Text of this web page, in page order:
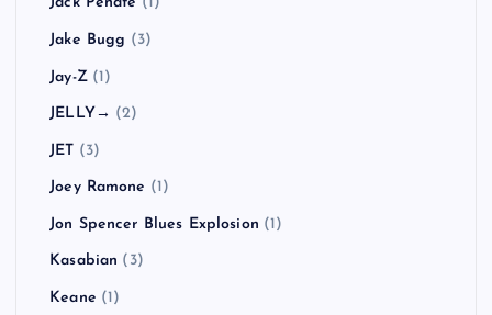
Jake Bugg (3)
Jay-Z(1)
JELLY→ (2)
JET (3)
Joey Ramone (1)
Jon Spencer Blues Explosion (1)
Kasabian (3)
Keane (1)